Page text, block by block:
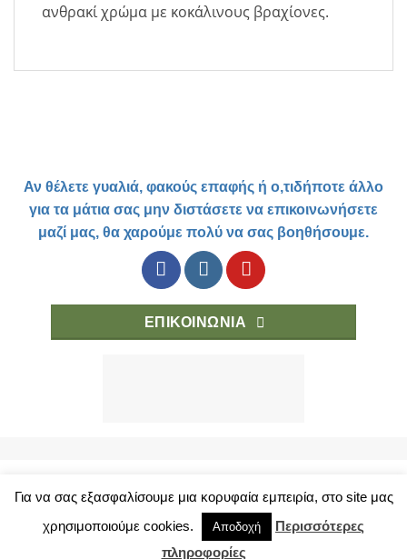
ανθρακί χρώμα με κοκάλινους βραχίονες.
Αν θέλετε γυαλιά, φακούς επαφής ή ο,τιδήποτε άλλο
για τα μάτια σας μην διστάσετε να επικοινωνήσετε
μαζί μας, θα χαρούμε πολύ να σας βοηθήσουμε.
ΕΠΙΚΟΙΝΩΝΙΑ
ΚΑΤΑΣΤΗΜΑ
ΟΡΟΙ ΧΡΗΣΗΣ
ΠΡΟΣΩΠΙΚΑ ΔΕΔΟΜΕΝΑ
Copyright 2018 © eyelab.gr
Για να σας εξασφαλίσουμε μια κορυφαία εμπειρία, στο site μας
χρησιμοποιούμε cookies.
Αποδοχή
Περισσότερες
πληροφορίες